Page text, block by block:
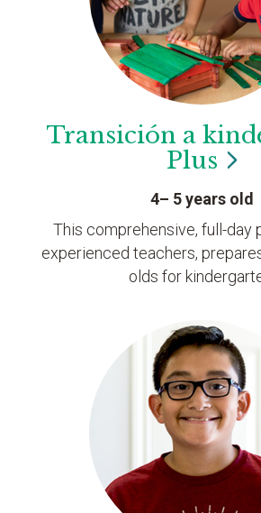
Transición a
Plus
4– 5 years old
This comprehensive, full-day
experienced teachers,
olds for